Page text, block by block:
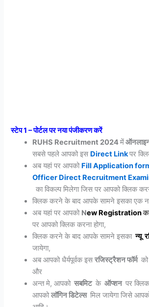
स्टेप 1 – पोर्टल पर नया पंजीकरण करें
RUHS Recruitment 2024में
सबसे पहले आपको इस Direct Linkपर
अब यहां पर आपको Fill Application
Officer Direct Recruitment
का विकल्प मिलेगा जिस पर आपको क्लिक
क्लिक करने के बाद आपके सामने इसका एक
अब यहां पर आपको New Registration
पर आपको क्लिक करना होगा,
क्लिक करने के बाद आपके सामने इसका न्यू
जायेगा,
अब आपको धैर्यपूर्वक इसरजिस्ट्रैशन फॉर्म को
और
अन्त मे, आपको सबमिट के ऑप्शन पर
आपकोलॉगिन डिटेल्स मिल जायेगा जिसे